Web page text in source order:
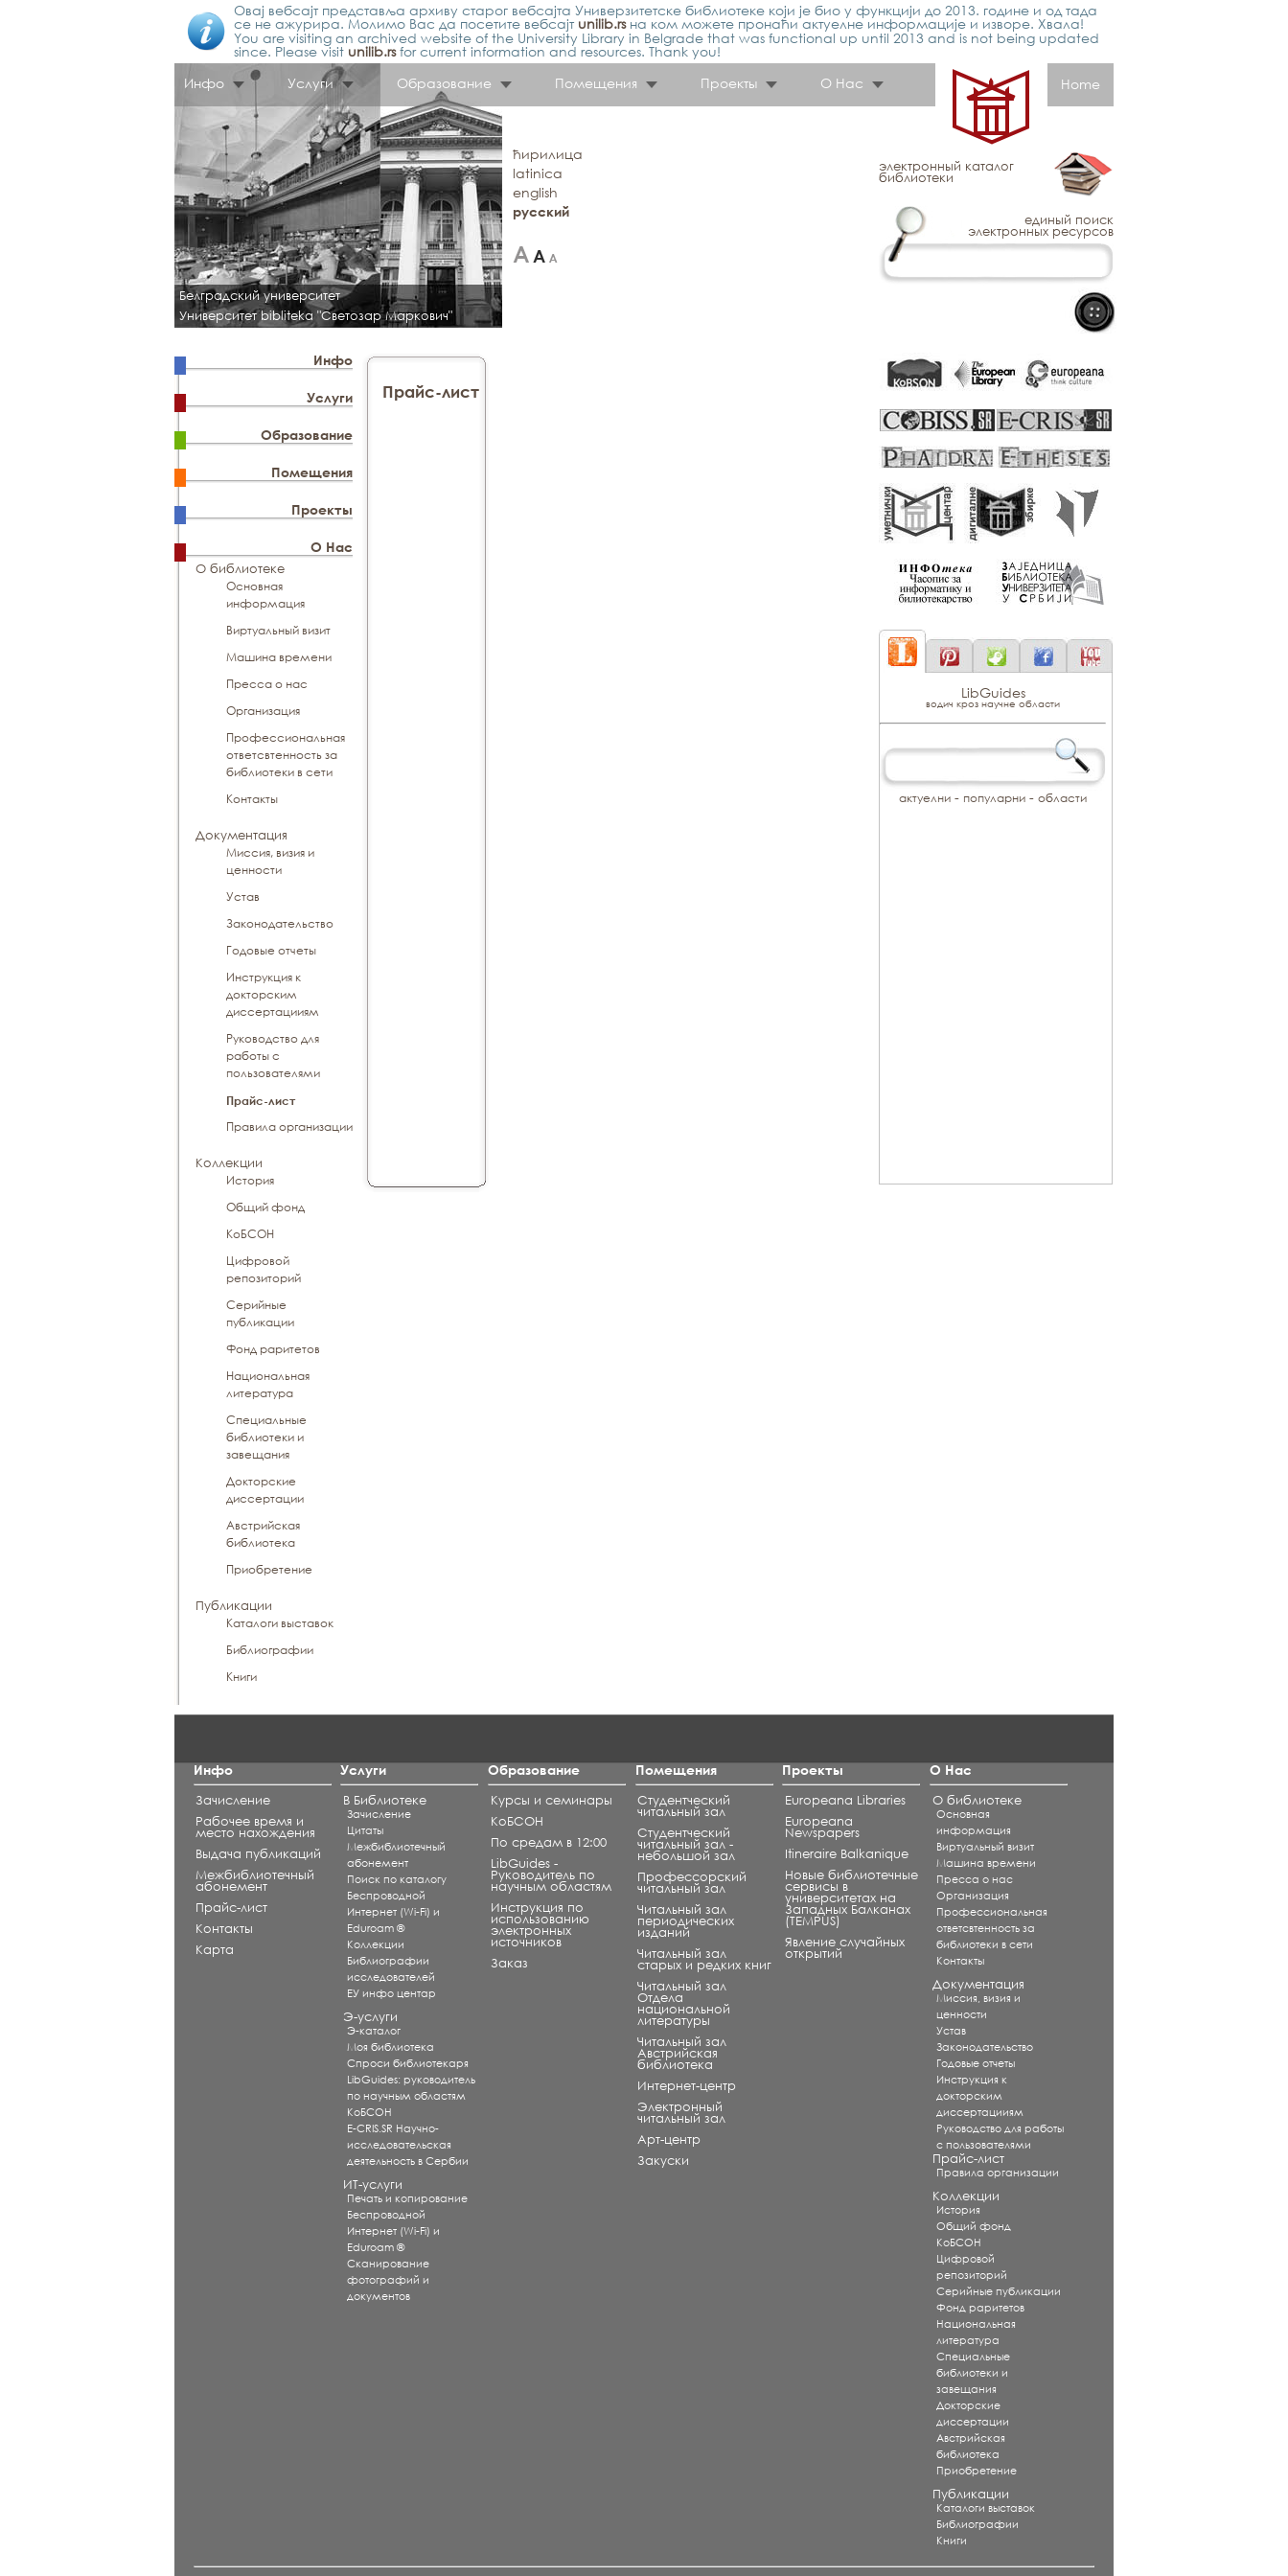
Овај вебсајт представља архиву старог вебсајта Универзитетске библиотеке који је био у функцији до 2013. године и од тада
се не ажурира. Молимо Вас да посетите вебсајт unilib.rsна ком можете пронаћи актуелне информације и изворе. Хвала!
You are visiting an archived website of the University Library in Belgrade that was functional up until 2013 and is not being updated
since. Please visit unilib.rsfor current information and resources. Thank you!
Инфо
Услуги Образование Помещения Проекты О Нас Home
Белградский университет
Университет bibliteka "Светозар Маркович"
ћирилица
latinica
english
русский
электронный каталог
библиотеки
единый поиск
электронных ресурсов
Инфо
Услуги
Образование
Помещения
Проекты
О Нас
О библиотеке
Основная
информация
Виртуальный визит
Машина времени
Пресса о нас
Организация
Профессиональная
ответсвтенность за
библиотеки в сети
Контакты
Документация
Миссия, визия и
ценности
Устав
Законодательство
Годовые отчеты
Инструкция к
докторским
диссертацииям
Руководство для
работы с
пользователями
Прайс-лист
Правила организации
Коллекции
История
Общий фонд
КоБСОН
Цифровой
репозиторий
Серийные
публикации
Фонд раритетов
Национальная
литература
Специальные
библиотеки и
завещания
Докторские
диссертации
Австрийская
библиотека
Приобретение
Публикации
Каталоги выставок
Библиографии
Книги
Прайс-лист
Инфо
Зачисление
Рабочее время и
место нахождения
Выдача публикаций
Межбиблиотечный
абонемент
Прайс-лист
Контакты
Карта
Услуги
В Библиотеке
Зачисление
Цитаты
Межбиблиотечный
абонемент
Поиск по каталогу
Беспроводной
Интернет (Wi-Fi) и
Eduroam ®
Коллекции
Библиографии
исследователей
ЕУ инфо центар
Э-услуги
Э-каталог
Моя библиотека
Спроси библиотекаря
LibGuides: руководитель
по научным областям
КоБСОН
E-CRIS.SR Научно-
исследовательская
деятельность в Сербии
ИТ-услуги
Печать и копирование
Беспроводной
Интернет (Wi-Fi) и
Eduroam ®
Сканирование
фотографий и
документов
Образование
Курсы и семинары
КоБСОН
По средам в 12:00
LibGuides -
Руководитель по
научным областям
Инструкция по
использованию
электронных
источников
Заказ
Помещения
Студентческий
читальный зал
Студентческий
читальный зал -
небольшой зал
Профессорский
читальный зал
Читальный зал
периодических
изданий
Читальный зал
старых и редких книг
Читальный зал
Отдела
национальной
литературы
Читальный зал
Aвстрийская
библиотека
Интернет-центр
Электронный
читальный зал
Арт-центр
Закуски
Проекты
Europeana Libraries
Europeana
Newspapers
Itineraire Balkanique
Новые библиотечные
сервисы в
университетах на
Западных Балканах
(TEMPUS)
Явление случайных
открытий
О Нас
О библиотеке
Основная
информация
Виртуальный визит
Машина времени
Пресса о нас
Организация
Профессиональная
ответсвтенность за
библиотеки в сети
Контакты
Документация
Миссия, визия и
ценности
Устав
Законодательство
Годовые отчеты
Инструкция к
докторским
диссертацииям
Руководство для работы
с пользователями
Прайс-лист
Правила организации
Коллекции
История
Общий фонд
КоБСОН
Цифровой
репозиторий
Серийные публикации
Фонд раритетов
Национальная
литература
Специальные
библиотеки и
завещания
Докторские
диссертации
Австрийская
библиотека
Приобретение
Публикации
Каталоги выставок
Библиографии
Книги